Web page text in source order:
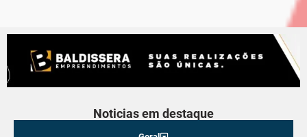
Noticias em destaque